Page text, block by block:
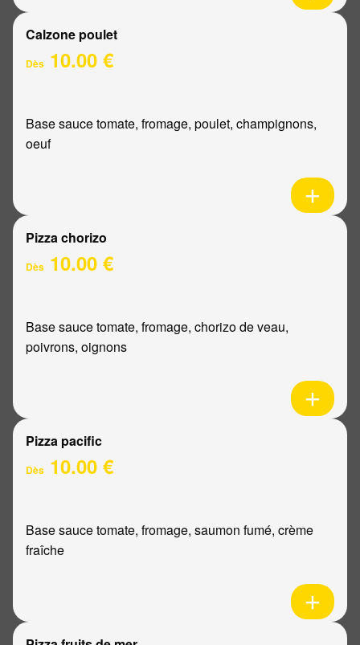
Calzone poulet
Dès 10.00 €
Base sauce tomate, fromage, poulet, champignons,
oeuf
Pizza chorizo
Dès 10.00 €
Base sauce tomate, fromage, chorizo de veau,
poivrons, oignons
Pizza pacific
Dès 10.00 €
Base sauce tomate, fromage, saumon fumé, crème
fraîche